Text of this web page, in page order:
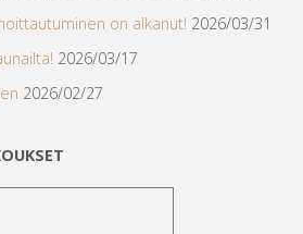
on alkanut! 2026/03/31
2026/03/17
2026/02/27